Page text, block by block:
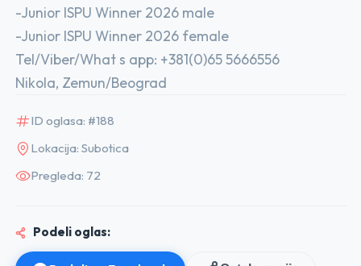
-Junior ISPU Winner 2026 male
-Junior ISPU Winner 2026 female
Tel/Viber/What s app: +381(0)65 5666556
Nikola, Zemun/Beograd
ID oglasa: #188
Lokacija: Subotica
Pregleda: 72
Podeli oglas: